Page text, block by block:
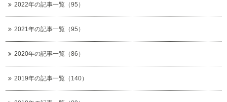
2022年の記事一覧（95）
2021年の記事一覧（95）
2020年の記事一覧（86）
2019年の記事一覧（140）